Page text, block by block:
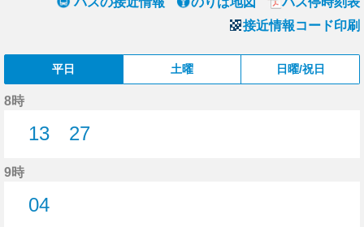
接近情報コード印刷
平日 土曜 日曜/祝日
8時
13
27
9時
04